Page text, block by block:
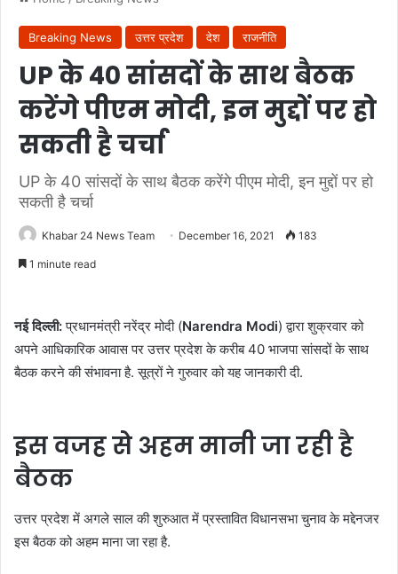
Breaking News उत्तर प्रदेश देश राजनीति
UP के 40 सांसदों के साथ बैठक
करेंगे पीएम मोदी, इन मुद्दों पर हो
सकती है चर्चा
UP के 40 सांसदों के साथ बैठक करेंगे पीएम मोदी, इन मुद्दों पर हो
सकती है चर्चा
Khabar 24 News Team December 16, 2021 183
1 minute read
नई दिल्ली:प्रधानमंत्री नरेंद्र मोदी (Narendra Modi) द्वारा शुक्रवार को
अपने आधिकारिक आवास पर उत्तर प्रदेश के करीब 40 भाजपा सांसदों के साथ
बैठक करने की संभावना है. सूत्रों ने गुरुवार को यह जानकारी दी.
इस वजह से अहम मानी जा रही है
बैठक
उत्तर प्रदेश में अगले साल की शुरुआत में प्रस्तावित विधानसभा चुनाव के मद्देनजर
इस बैठक को अहम माना जा रहा है.